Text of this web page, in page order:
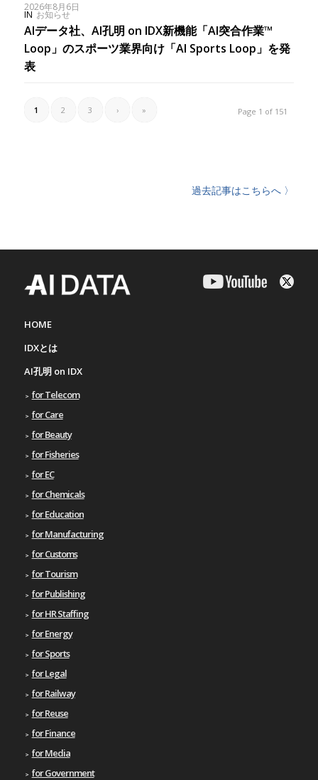
2026年8月6日
IN お知らせ
AIデータ社、AI孔明 on IDX新機能「AI突合作業™︎
Loop」のスポーツ業界向け「AI Sports Loop」を発
表
Page 1 of 151
1 2 3 › »
過去記事はこちらへ 〉
HOME
IDXとは
AI孔明 on IDX
for Telecom
for Care
for Beauty
for Fisheries
for EC
for Chemicals
for Education
for Manufacturing
for Customs
for Tourism
for Publishing
for HR Staffing
for Energy
for Sports
for Legal
for Railway
for Reuse
for Finance
for Media
for Government